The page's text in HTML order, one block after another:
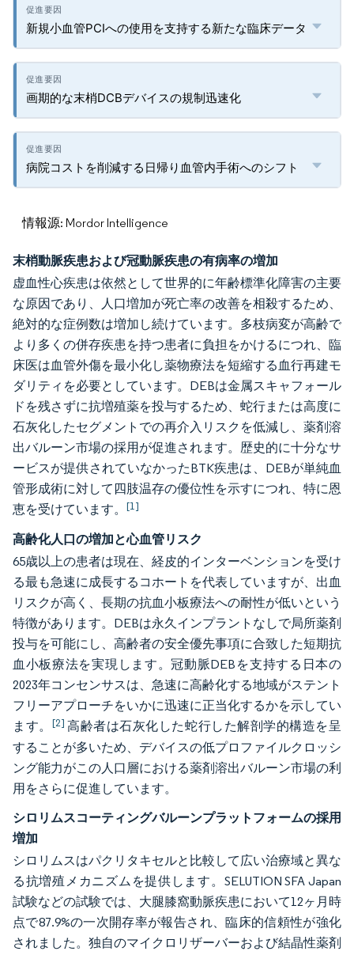
新規小血管PCIへの使用を支持する新たな臨床データ
画期的な末梢DCBデバイスの規制迅速化
病院コストを削減する日帰り血管内手術へのシフト
情報源: Mordor Intelligence
末梢動脈疾患および冠動脈疾患の有病率の増加
虚血性心疾患は依然として世界的に年齢標準化障害の主要
な原因であり、人口増加が死亡率の改善を相殺するため、
絶対的な症例数は増加し続けています。多枝病変が高齢で
より多くの併存疾患を持つ患者に負担をかけるにつれ、臨
床医は血管外傷を最小化し薬物療法を短縮する血行再建モ
ダリティを必要としています。DEBは金属スキャフォール
ドを残さずに抗増殖薬を投与するため、蛇行または高度に
石灰化したセグメントでの再介入リスクを低減し、薬剤溶
出バルーン市場の採用が促進されます。歴史的に十分なサ
ービスが提供されていなかったBTK疾患は、DEBが単純血
管形成術に対して四肢温存の優位性を示すにつれ、特に恩
恵を受けています。 [1]
高齢化人口の増加と心血管リスク
65歳以上の患者は現在、経皮的インターベンションを受け
る最も急速に成長するコホートを代表していますが、出血
リスクが高く、長期の抗血小板療法への耐性が低いという
特徴があります。DEBは永久インプラントなしで局所薬剤
投与を可能にし、高齢者の安全優先事項に合致した短期抗
血小板療法を実現します。冠動脈DEBを支持する日本の
2023年コンセンサスは、急速に高齢化する地域がステント
フリーアプローチをいかに迅速に正当化するかを示してい
ます。 [2] 高齢者は石灰化した蛇行した解剖学的構造を呈
することが多いため、デバイスの低プロファイルクロッシ
ング能力がこの人口層における薬剤溶出バルーン市場の利
用をさらに促進しています。
シロリムスコーティングバルーンプラットフォームの採用
増加
シロリムスはパクリタキセルと比較して広い治療域と異な
る抗増殖メカニズムを提供します。SELUTION SFA Japan
試験などの試験では、大腿膝窩動脈疾患において12ヶ月時
点で87.9%の一次開存率が報告され、臨床的信頼性が強化
されました。独自のマイクロリザーバーおよび結晶性薬剤